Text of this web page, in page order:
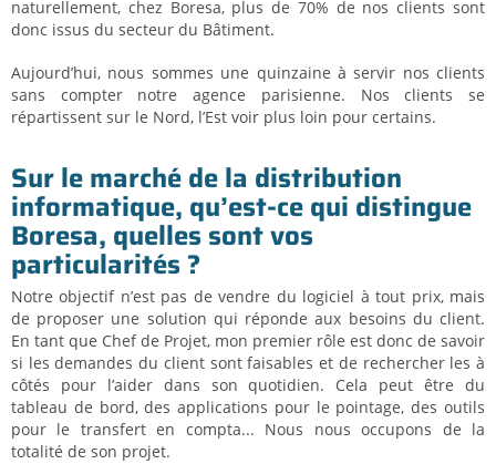
naturellement, chez Boresa, plus de 70% de nos clients sont
donc issus du secteur du Bâtiment.
Aujourd’hui, nous sommes une quinzaine à servir nos clients
sans compter notre agence parisienne. Nos clients se
répartissent sur le Nord, l’Est voir plus loin pour certains.
Sur le marché de la distribution
informatique, qu’est-ce qui distingue
Boresa, quelles sont vos
particularités ?
Notre objectif n’est pas de vendre du logiciel à tout prix, mais
de proposer une solution qui réponde aux besoins du client.
En tant que Chef de Projet, mon premier rôle est donc de savoir
si les demandes du client sont faisables et de rechercher les à
côtés pour l’aider dans son quotidien. Cela peut être du
tableau de bord, des applications pour le pointage, des outils
pour le transfert en compta... Nous nous occupons de la
totalité de son projet.